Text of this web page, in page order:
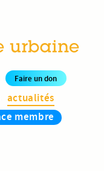
Faire un don
actualités
membre